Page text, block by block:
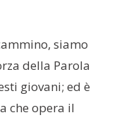
siamo
della Parola
giovani; ed è
che opera il